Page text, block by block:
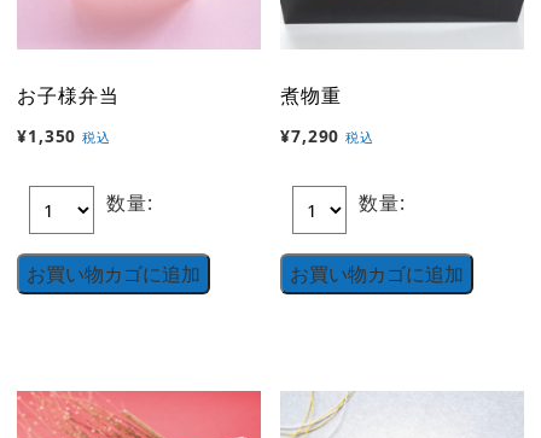
お子様弁当
¥1,350 税込
数量:
お買い物カゴに追加
煮物重
¥7,290 税込
数量:
お買い物カゴに追加